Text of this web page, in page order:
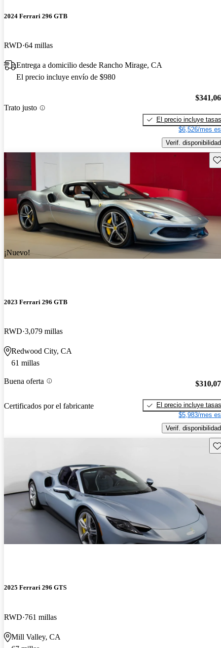
2024 Ferrari 296 GTB
RWD 64 millas
Entrega a domicilio desde Rancho Mirage, CA
El precio incluye envío de $980
Trato justo
El precio incluye tasas
$6,526/mes
Verif. disponibilidad
¡Nuevo!
2023 Ferrari 296 GTB
RWD 3,079 millas
Redwood City, CA
61 millas
Buena oferta
Certificados por el fabricante
El precio incluye tasas
$5,983/mes
Verif. disponibilidad
2025 Ferrari 296 GTS
RWD 761 millas
Mill Valley, CA